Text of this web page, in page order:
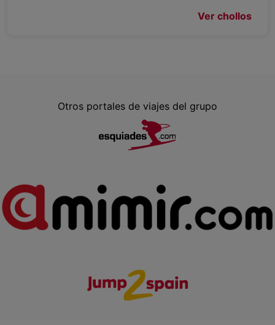
Ver chollos
Otros portales de viajes del grupo